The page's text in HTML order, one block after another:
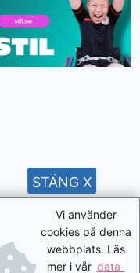
Vi använder
cookies på denna
webbplats. Läs
mer i vår data-
STÄNG X